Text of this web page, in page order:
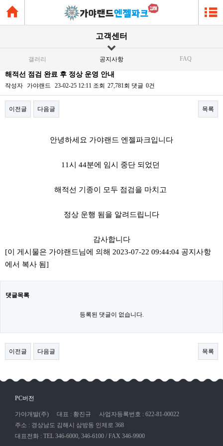
고객센터
갤러리 공지사항 FAQ
해적선 점검 완료 후 정상 운영 안내
작성자 가야랜드 23-02-25 12:11 조회 27,781회 댓글 0건
이전글 다음글 목록
안녕하세요 가야랜드 엔젤파크입니다
11시 44분에 임시 중단 되었던
해적선 기종이 모두 점검을 마치고
정상 운행 됨을 알려드립니다
감사합니다
[이 게시물은 가야랜드님에 의해 2023-07-22 09:44:04 공지사항
에서 복사 됨]
댓글목록
등록된 댓글이 없습니다.
이전글 다음글 목록
PC버전
가야개발(주) 대표 : 황진규
사업자등록번호 : 622-81-00022
주소 : 경상남도 김해시 삼방동 인제로 368
대표전화 : TEL 346-6000, 346-6100 / FAX 346-9900